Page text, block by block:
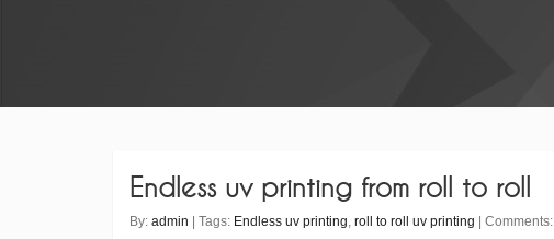
Endless uv printing from roll to roll
By: admin | Tags: Endless uv printing, roll to roll uv printing | Comments: